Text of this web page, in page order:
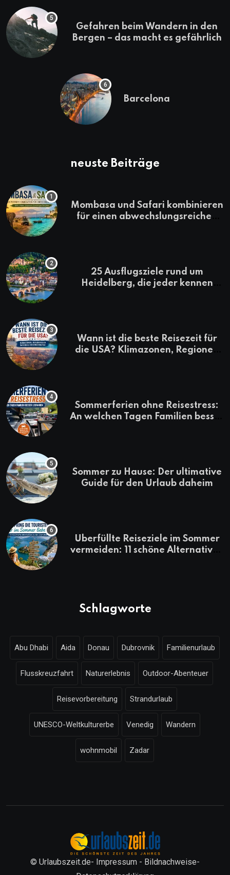
Gefahren beim Wandern in den
Bergen – das macht es gefährlich
Barcelona
neuste Beiträge
Mombasa und Safari kombinieren
für einen abwechslungsreichen
25 Ausflugsziele rund um
Heidelberg, die jeder kennen
Wann ist die beste Reisezeit für
die USA? Klimazonen, Regionen
Sommerferien ohne Reisestress:
An welchen Tagen Familien besser
Sommer zu Hause: Der ultimative
Guide für den Urlaub daheim
Überfüllte Reiseziele im Sommer
vermeiden: 11 schöne Alternativen
Schlagworte
Abu Dhabi Aida Donau Dubrovnik Familienurlaub
Flusskreuzfahrt Naturerlebnis Outdoor-Abenteuer
Reisevorbereitung Strandurlaub
UNESCO-Weltkulturerbe Venedig Wandern
wohnmobil Zadar
© Urlaubszeit.de- Impressum - Bildnachweise-